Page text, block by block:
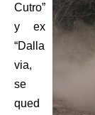
Cutro”
y ex
“Dalla
via,
se
qued